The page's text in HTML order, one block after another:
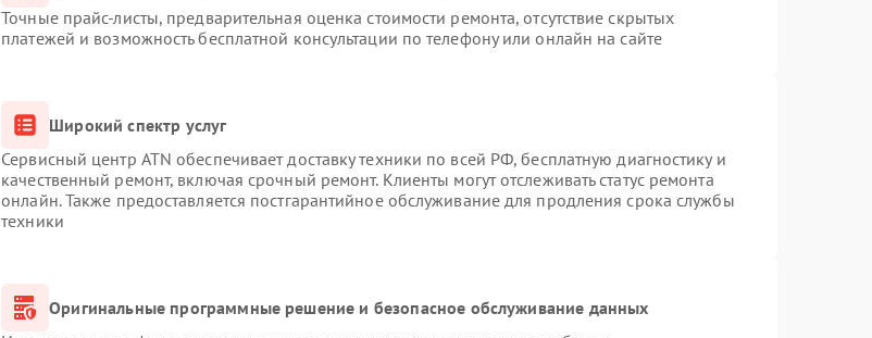
Точные прайс-листы, предварительная оценка стоимости ремонта, отсутствие скрытых
платежей и возможность бесплатной консультации по телефону или онлайн на сайте
Широкий спектр услуг
Сервисный центр ATN обеспечивает доставку техники по всей РФ, бесплатную диагностику и
качественный ремонт, включая срочный ремонт. Клиенты могут отслеживать статус ремонта
онлайн. Также предоставляется постгарантийное обслуживание для продления срока службы
техники
Оригинальные программные решение и безопасное обслуживание данных